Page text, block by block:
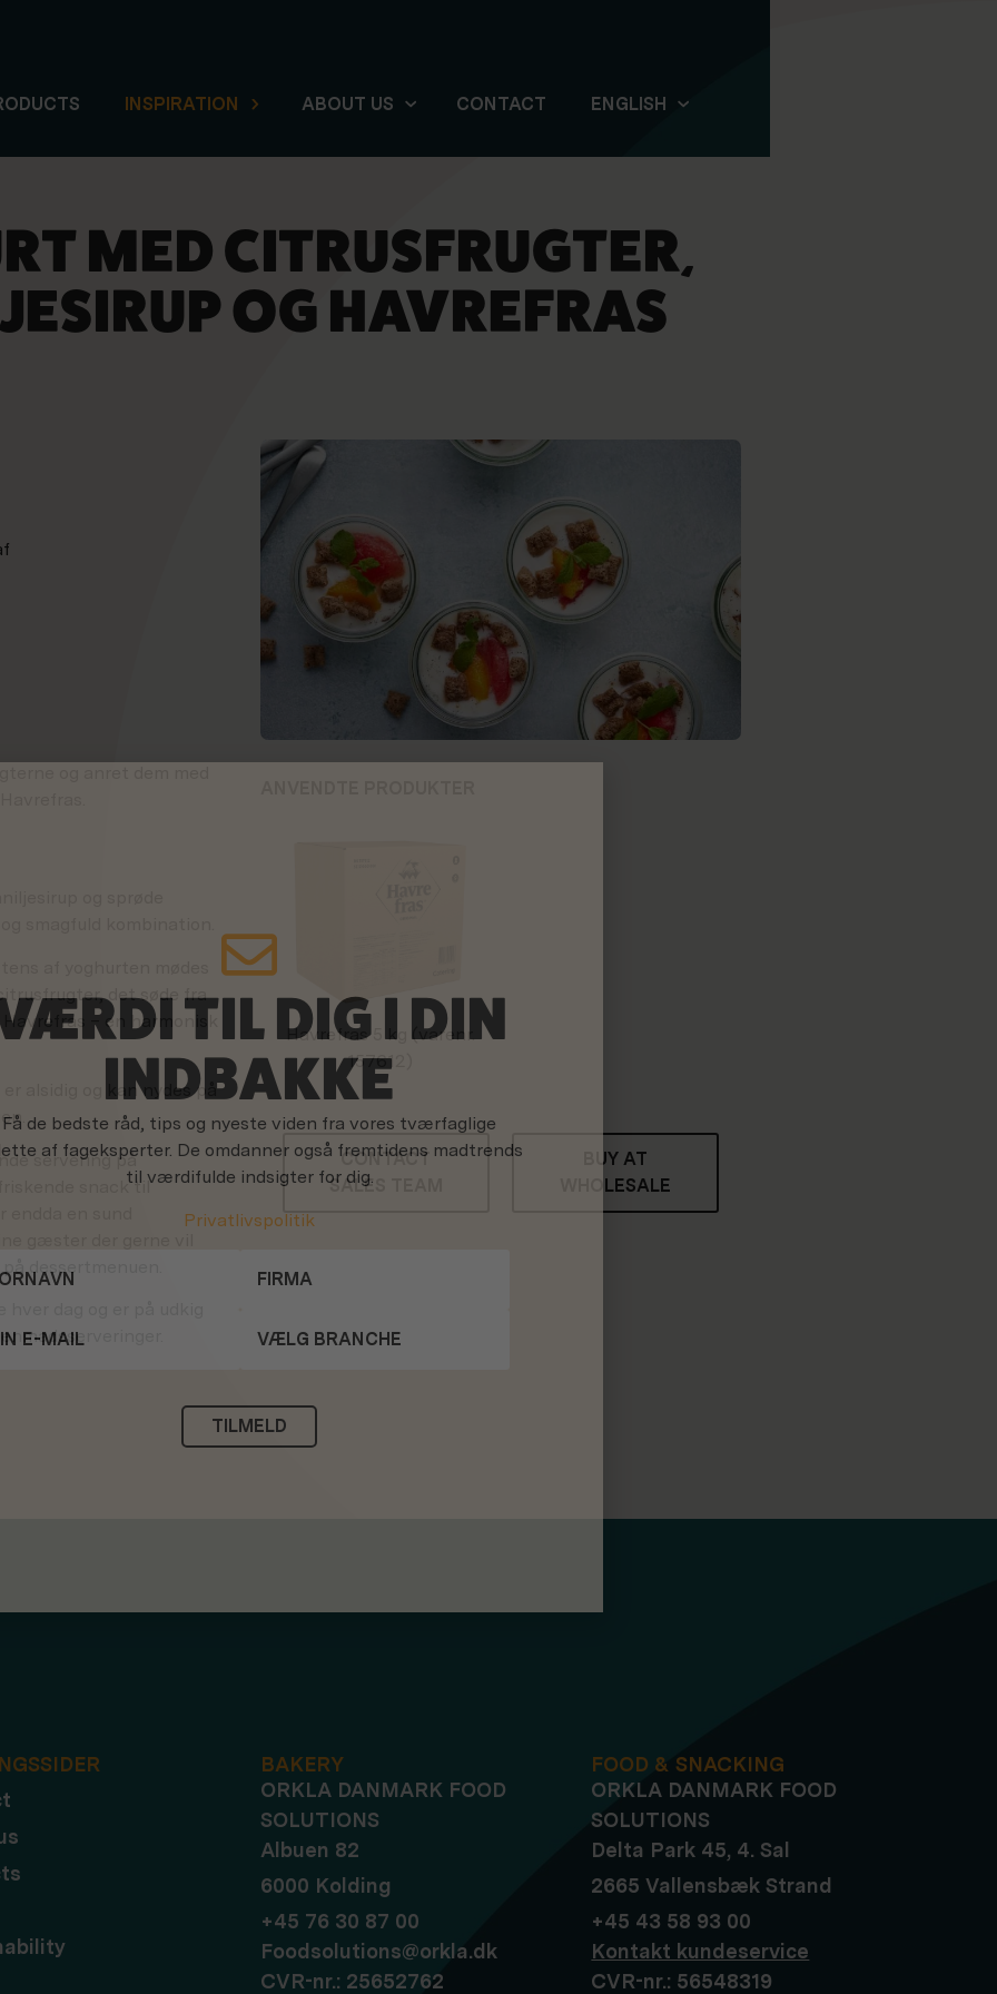
INSPIRATION ABOUT US CONTACT ENGLISH
MED CITRUSFRUGTER,
OG HAVREFRAS
og anret dem med
og sprøde
smagfuld kombination.
af yoghurten mødes
det søde fra
– en harmonisk
alsidig og kan nydes på
servering på
snack til
en sund
gæster der gerne vil
dessertmenuen.
dag og er på udkig
Havrefras5 kg (varenr.
157612)
CONTACT
SALES TEAM
BUY AT
WHOLESALE
BAKERY
ORKLA DANMARK FOOD
SOLUTIONS
Albuen 82
6000 Kolding
+45 76 30 87 00
Foodsolutions@orkla.dk
CVR-nr.: 25652762
FOOD & SNACKING
ORKLA DANMARK FOOD
SOLUTIONS
Delta Park 45, 4. Sal
2665 Vallensbæk Strand
+45 43 58 93 00
Kontakt kundeservice
CVR-nr.: 56548319
TIL DIG I DIN
INDBAKKE
Få de bedste råd, tips og nyeste viden fra vores tværfaglige
af fageksperter. De omdanner også fremtidens madtrends
til værdifulde indsigter for dig.
Privatlivspolitik
branche